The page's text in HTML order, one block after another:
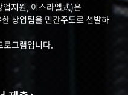
지원, 이스라엘式)은
창업팀을 민간주도로 선발하
로그램입니다.